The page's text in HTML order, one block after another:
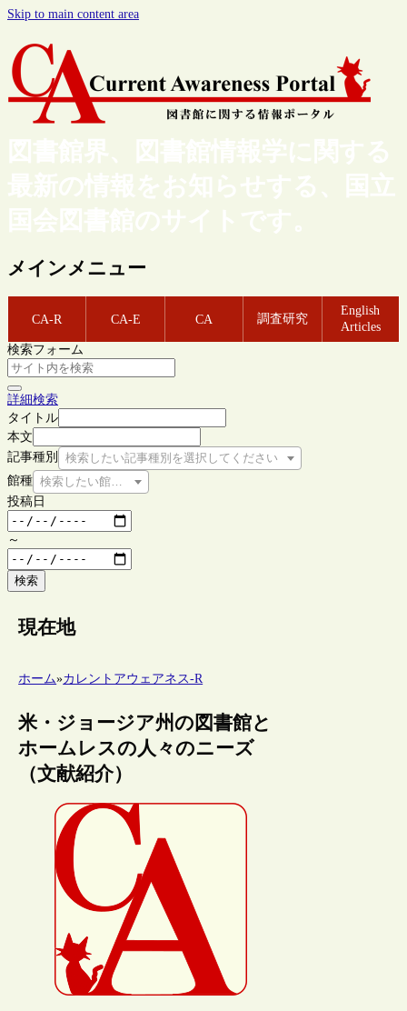
Skip to main content area
図書館界、図書館情報学に関する
最新の情報をお知らせする、国立
国会図書館のサイトです。
メインメニュー
CA-R CA-E CA 調査研究
English
Articles
検索フォーム
詳細検索
タイトル
本文
記事種別
検索したい記事種別を選択してください
館種 検索したい館種を選択してください
投稿日
～
検索
現在地
ホーム»カレントアウェアネス-R
米・ジョージア州の図書館と
ホームレスの人々のニーズ
（文献紹介）